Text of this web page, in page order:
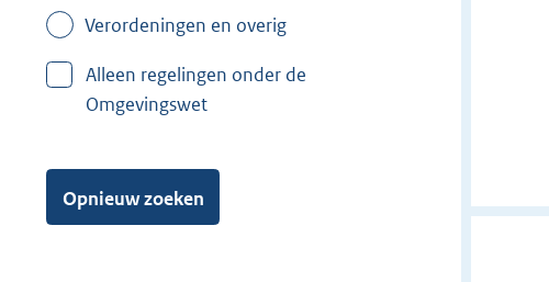
Verordeningen en overig
Alleen regelingen onder de
Omgevingswet
Opnieuw zoeken